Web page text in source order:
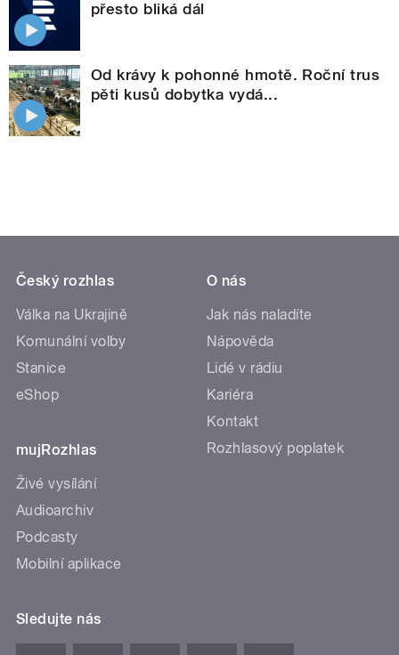
přesto bliká dál
Od krávy k pohonné hmotě. Roční trus
pěti kusů dobytka vydá...
Český rozhlas
Válka na Ukrajině
Komunální volby
Stanice
eShop
mujRozhlas
Živé vysílání
Audioarchiv
Podcasty
Mobilní aplikace
O nás
Jak nás naladíte
Nápověda
Lidé v rádiu
Kariéra
Kontakt
Rozhlasový poplatek
Sledujte nás